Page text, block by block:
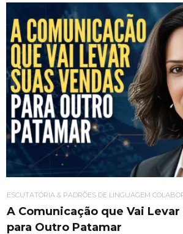
ESCUTATÓRIA & PADRÕES DE LINGUAGEM
A Comunicação que Vai Levar
para Outro Patamar